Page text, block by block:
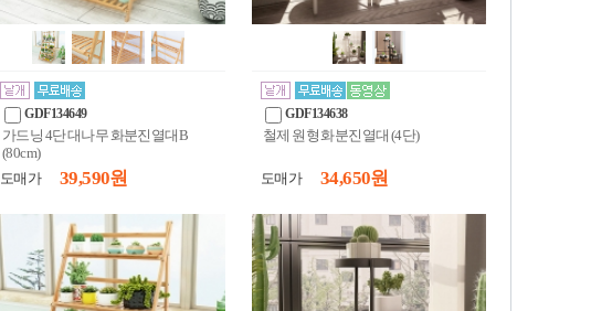
GDF134649
가드닝 4단 대나무 화분진열대B
(80cm)
도매가
39,590 원
GDF134638
철제 원형 화분진열대 (4단)
도매가 34,650 원